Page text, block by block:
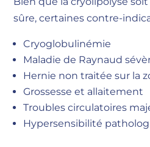
sûre, certaines contre-
Cryoglobulinémie
Maladie de Raynaud
Hernie non traitée sur la
Grossesse et allaitement
Troubles circulatoires
Hypersensibilité